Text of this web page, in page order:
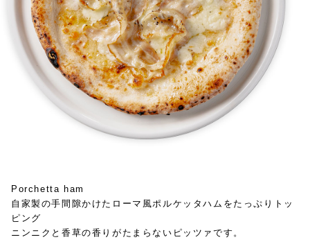
Porchetta ham
自家製の手間隙かけたローマ風ポルケッタハムをたっぷりトッ
ピング
ニンニクと香草の香りがたまらないピッツァです。